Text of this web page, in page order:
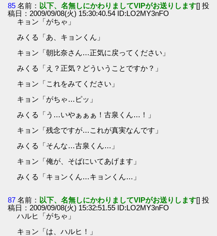
85 名前： 以下、名無しにかわりましてVIPがお送りします[] 投
稿日：2009/09/08(火) 15:30:40.54 ID:LO2MY3nFO
キョン「がちゃ」
みくる「あ、キョンくん」
キョン「朝比奈さん…正気に戻ってください」
みくる「え？正気？どういうことですか？」
キョン「これをみてください」
キョン「がちゃ…ピッ」
みくる「う…いやぁぁぁ！古泉くん…！」
キョン「残念ですが…これが真実なんです」
みくる「そんな…古泉くん…」
キョン「俺が、そばにいてあげます」
みくる「キョンくん…キョンくん…」
87 名前： 以下、名無しにかわりましてVIPがお送りします[] 投
稿日：2009/09/08(火) 15:32:51.55 ID:LO2MY3nFO
ハルヒ「がちゃ」
キョン「は、ハルヒ！」